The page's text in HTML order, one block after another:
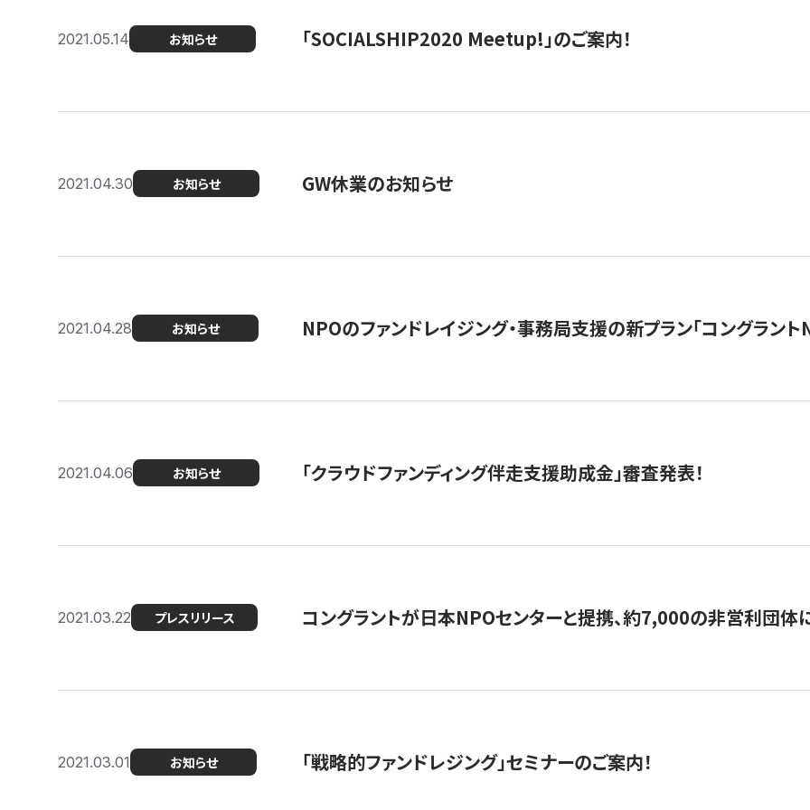
2021.05.14 お知らせ 「SOCIALSHIP2020 Meetup!」のご案内！
2021.04.30 お知らせ GW休業のお知らせ
2021.04.28 お知らせ NPOのファンドレイジング・事務局支援の新プラン「コングラント
2021.04.06 お知らせ 「クラウドファンディング伴走支援助成金」審査発表！
2021.03.22 プレスリリース コングラントが日本NPOセンターと提携、約7,000の非営利団体
2021.03.01 お知らせ 「戦略的ファンドレジング」セミナーのご案内！